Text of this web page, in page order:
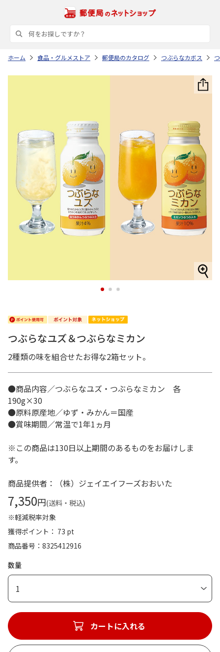
ホーム 食品・グルメストア 郵便局のカタログ つぶらなカボス
1 2 3
つぶらなユズ＆つぶらなミカン
2種類の味を組合せたお得な2箱セット。
●商品内容／つぶらなユズ・つぶらなミカン 各
190g×30
●原料原産地／ゆず・みかん＝国産
●賞味期間／常温で1年1ヵ月
※この商品は130日以上期間のあるものをお届けしま
す。
商品提供者：（株）ジェイエイフーズおおいた
7,350円(送料・税込)
※軽減税率対象
獲得ポイント： 73 pt
商品番号
8325412916
数量
1
カートに入れる